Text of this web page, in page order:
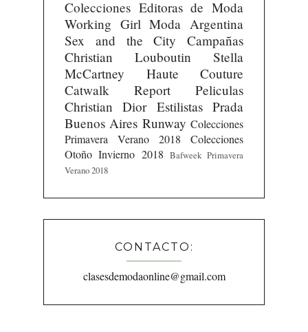
Colecciones Editoras de Moda
Working Girl Moda Argentina
Sex and the City
Campañas
Christian Louboutin
Stella
McCartney
Haute Couture
Catwalk Report
Peliculas
Christian Dior Estilistas Prada
Buenos Aires Runway Colecciones
Primavera Verano 2018
Colecciones
Otoño Invierno 2018 Bafweek Primavera
Verano 2018
CONTACTO:
clasesdemodaonline@gmail.com